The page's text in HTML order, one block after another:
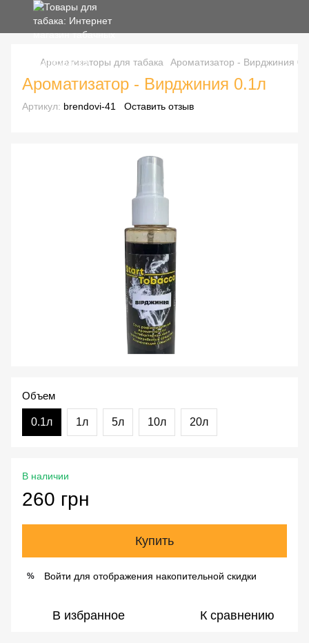
Ароматизаторы для табака Ароматизатор - Вирджиния
Ароматизатор - Вирджиния 0.1л
Артикул: brendovi-41 Оставить отзыв
Объем
0.1л 1л 5л 10л 20л
В наличии
260 грн
Купить
% Войти для отображения накопительной скидки
В избранное К сравнению